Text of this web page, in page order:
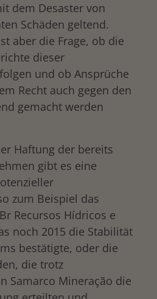
dem Desaster von
Schäden geltend.
aber die Frage, ob die
dieser
und ob Ansprüche
Recht auch gegen den
gemacht werden
Haftung der bereits
gibt es eine
zum Beispiel das
Recursos Hídricos e
noch 2015 die Stabilität
bestätigte, oder die
die trotz
Samarco Mineração die